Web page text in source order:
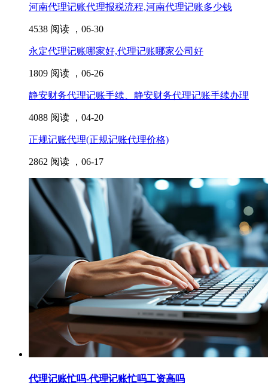
河南代理记账代理报税流程,河南代理记账多少钱
4538 阅读 ， 06-30
永定代理记账哪家好,代理记账哪家公司好
1809 阅读 ， 06-26
静安财务代理记账手续、静安财务代理记账手续办理
4088 阅读 ， 04-20
正规记账代理(正规记账代理价格)
2862 阅读 ， 06-17
代理记账忙吗-代理记账忙吗工资高吗